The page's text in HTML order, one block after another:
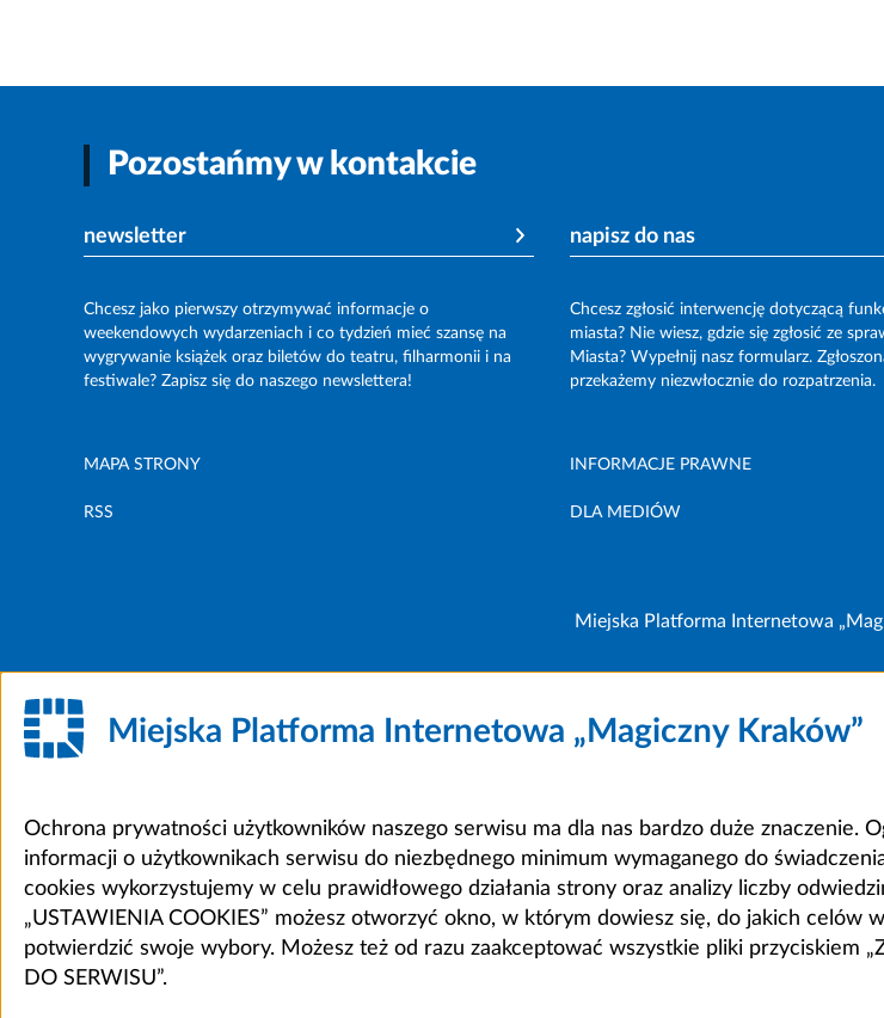
Pozostańmy w kontakcie
newsletter
Chcesz jako pierwszy otrzymywać informacje o
weekendowych wydarzeniach i co tydzień mieć szansę na
wygrywanie książek oraz biletów do teatru, filharmonii i na
festiwale? Zapisz się do naszego newslettera!
napisz do nas
Chcesz zgłosić interwencję dotyczącą
miasta? Nie wiesz, gdzie się zgłosić ze
Miasta? Wypełnij nasz formularz.
przekażemy niezwłocznie do rozpatrzenia.
MAPA STRONY INFORMACJE PRAWNE
RSS DLA MEDIÓW
Miejska Platforma Internetowa
Miejska Platforma Internetowa „Magiczny Kraków”
Ochrona prywatności użytkowników naszego serwisu ma dla nas bardzo duże znaczenie.
informacji o użytkownikach serwisu do niezbędnego minimum wymaganego do
cookies wykorzystujemy w celu prawidłowego działania strony oraz analizy liczby
„USTAWIENIA COOKIES” możesz otworzyć okno, w którym dowiesz się, do jakich celów
potwierdzić swoje wybory. Możesz też od razu zaakceptować wszystkie pliki przyciskiem
DO SERWISU”.